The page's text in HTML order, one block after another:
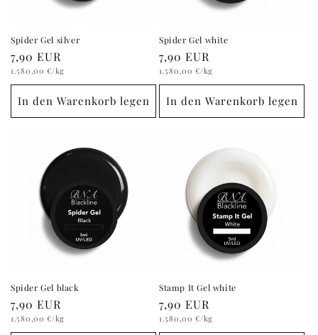
Spider Gel silver
Normaler
Preis
7,90 EUR
Grundpreis
1.580,00 €/kg
In den Warenkorb legen
Spider Gel white
Normaler
Preis
7,90 EUR
Grundpreis
1.580,00 €/kg
In den Warenkorb legen
Spider Gel black
Normaler
Preis
7,90 EUR
Grundpreis
1.580,00 €/kg
Stamp It Gel white
Normaler
Preis
7,90 EUR
Grundpreis
1.580,00 €/kg